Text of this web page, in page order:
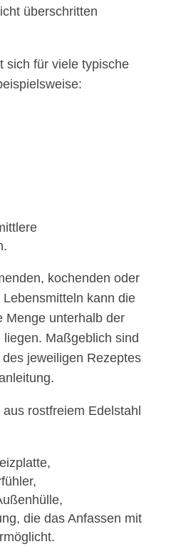
überschritten
sich für viele typische
kochenden oder
kann die
Menge unterhalb der
Maßgeblich sind
jeweiligen Rezeptes
rostfreiem Edelstahl
die das Anfassen mit